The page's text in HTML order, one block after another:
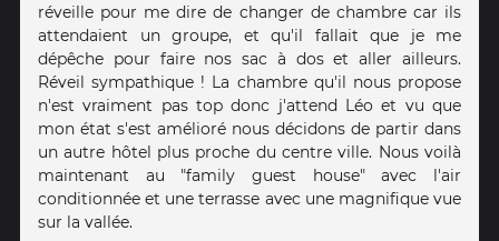
réveille pour me dire de changer de chambre car ils
attendaient un groupe, et qu'il fallait que je me
dépêche pour faire nos sac à dos et aller ailleurs.
Réveil sympathique ! La chambre qu'il nous propose
n'est vraiment pas top donc j'attend Léo et vu que
mon état s'est amélioré nous décidons de partir dans
un autre hôtel plus proche du centre ville. Nous voilà
maintenant au "family guest house" avec l'air
conditionnée et une terrasse avec une magnifique vue
sur la vallée.